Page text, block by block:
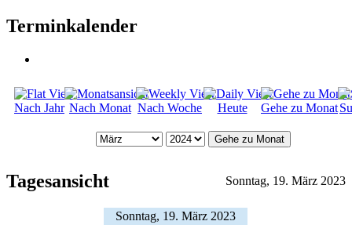
Terminkalender
Nach Jahr Nach Monat Nach Woche Heute Gehe zu Monat
Gehe zu Monat
Tagesansicht Sonntag, 19. März 2023
Sonntag, 19. März 2023